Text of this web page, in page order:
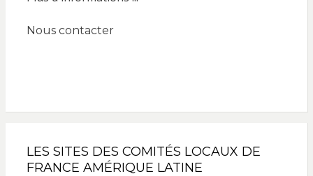
Nous contacter
LES SITES DES COMITÉS LOCAUX DE
FRANCE AMÉRIQUE LATINE